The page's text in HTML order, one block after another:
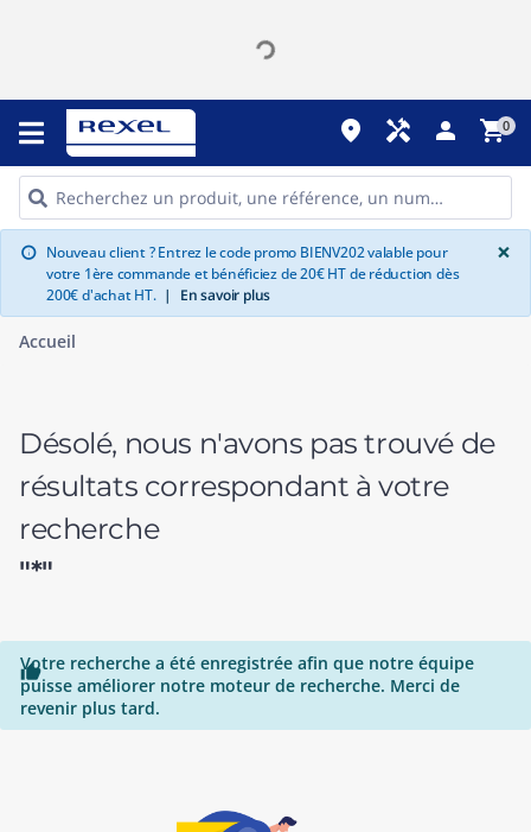
place handyman person shopping_cart0
info Nouveau client ? Entrez le code promo BIENV202 valable pour
votre 1ère commande et bénéficiez de 20€ HT de réduction dès
200€ d'achat HT. | En savoir plus
×
Accueil
Désolé, nous n'avons pas trouvé de
résultats correspondant à votre
recherche
"*"

Votre recherche a été enregistrée afin que notre équipe
puisse améliorer notre moteur de recherche. Merci de
revenir plus tard.